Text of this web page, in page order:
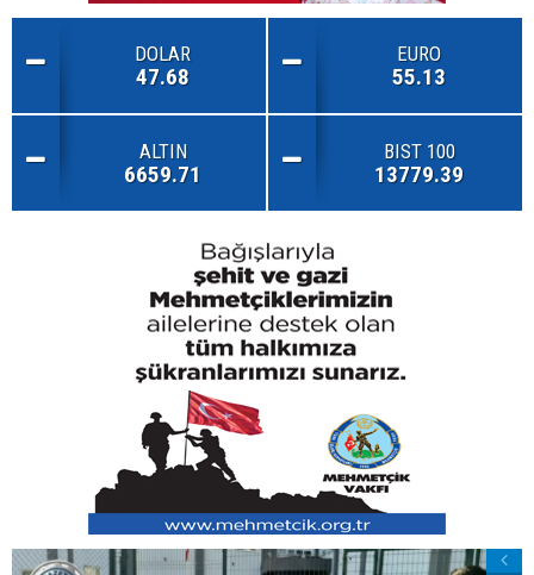
DOLAR
47.68
EURO
55.13
ALTIN
6659.71
BIST 100
13779.39